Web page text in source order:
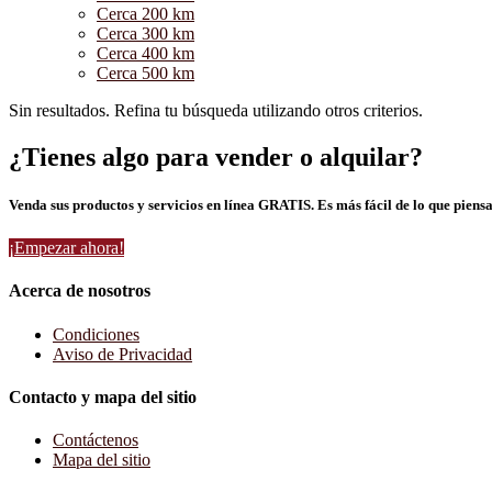
Cerca 200 km
Cerca 300 km
Cerca 400 km
Cerca 500 km
Sin resultados. Refina tu búsqueda utilizando otros criterios.
¿Tienes algo para vender o alquilar?
Venda sus productos y servicios en línea GRATIS. Es más fácil de lo que
¡Empezar ahora!
Acerca de nosotros
Condiciones
Aviso de Privacidad
Contacto y mapa del sitio
Contáctenos
Mapa del sitio